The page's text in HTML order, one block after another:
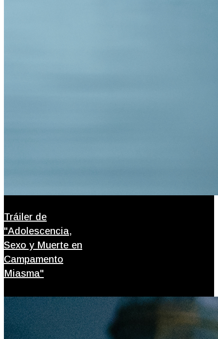
Tráiler de
"Adolescencia,
Sexo y Muerte en
Campamento
Miasma"